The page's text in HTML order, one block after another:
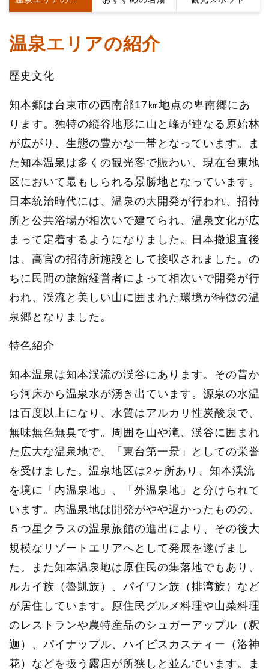
温泉エリアの紹介
歷史文化
知本郷は台東市の西南部17㎞地点の卑南郷にあ
ります。独特の縦谷地形に山と峰が連なる原始林
が広がり、生態の豊かな一帯となっています。ま
た知本温泉は多くの観光客で賑わい、現在台東地
区において最もしられる景勝地となっています。
日本統治時代には、温泉の大開発が行われ、招待
所と公共浴場が相次いで建てられ、温泉文化が広
まって定着するようになりました。日本撤退直後
は、高官の招待所施設として接収されました。の
ちに民間の旅館経営者によって相次いで開発が行
われ、渓流と美しい山に囲まれた環境が特徴の温
泉郷となりました。
特色紹介
知本温泉は知本渓流の渓谷にあります。その昔か
ら河床から温泉水が湧き出ています。源泉の水温
は百度以上になり、水質はアルカリ性炭酸泉で、
無味無色無臭です。周囲を山や滝、渓谷に囲まれ
た広大な温泉地で、「東台第一景」としての栄誉
を受けました。温泉地区は2ヶ所あり、知本渓流
を境に「内温泉地」、「外温泉地」と分けられて
います。内温泉地は開発がやや遅かったものの、
５つ星クラスの温泉旅館の進出により、その後大
規模なリゾートエリアへとして発展を遂げまし
た。また知本温泉地は原住民の集落地でもあり、
ルカイ族（魯凱族）、パイワン族（排湾族）など
が居住しています。原住民グルメ料理や山菜料理
のレストランや農特産品のシュガーアップル（釈
迦）、パイナップル、ハイビスカスティー（洛神
花）などを扱う露店が所狭しと並んでいます。ま